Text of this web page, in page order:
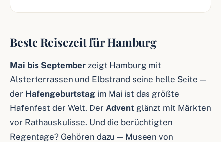
Beste Reisezeit für Hamburg
Mai bis September zeigt Hamburg mit
Alsterterrassen und Elbstrand seine helle Seite —
der Hafengeburtstag im Mai ist das größte
Hafenfest der Welt. Der Advent glänzt mit Märkten
vor Rathauskulisse. Und die berüchtigten
Regentage? Gehören dazu — Museen von